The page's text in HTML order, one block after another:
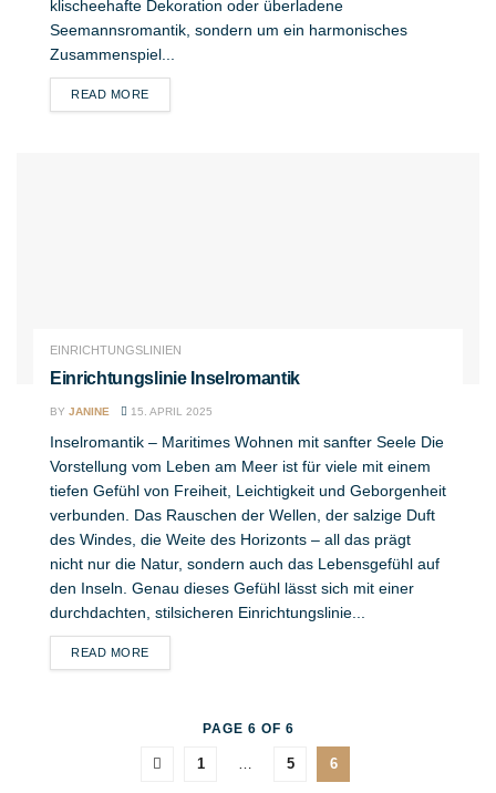
klischeehafte Dekoration oder überladene
Seemannsromantik, sondern um ein harmonisches
Zusammenspiel...
READ MOREDETAILS
EINRICHTUNGSLINIEN
Einrichtungslinie Inselromantik
BY JANINE 15. APRIL 2025
Inselromantik – Maritimes Wohnen mit sanfter Seele Die
Vorstellung vom Leben am Meer ist für viele mit einem
tiefen Gefühl von Freiheit, Leichtigkeit und Geborgenheit
verbunden. Das Rauschen der Wellen, der salzige Duft
des Windes, die Weite des Horizonts – all das prägt
nicht nur die Natur, sondern auch das Lebensgefühl auf
den Inseln. Genau dieses Gefühl lässt sich mit einer
durchdachten, stilsicheren Einrichtungslinie...
READ MOREDETAILS
PAGE 6 OF 6
1 … 5 6